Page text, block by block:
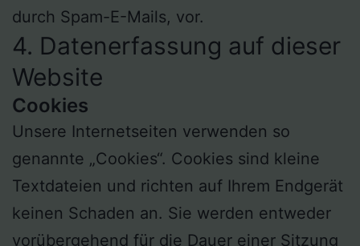
durch Spam-E-Mails, vor.
4. Datenerfassung auf dieser
Website
Cookies
Unsere Internetseiten verwenden so
genannte „Cookies“. Cookies sind kleine
Textdateien und richten auf Ihrem Endgerät
keinen Schaden an. Sie werden entweder
vorübergehend für die Dauer einer Sitzung